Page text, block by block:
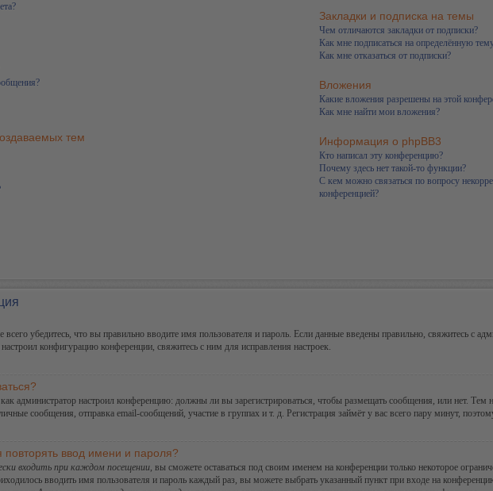
тем
Закладки и подписка на темы
Чем отличаются закладки от подписки?
Как мне подписаться на определённую
Как мне отказаться от подписки?
Вложения
Какие вложения разрешены на этой
Как мне найти мои вложения?
Информация о phpBB3
Кто написал эту конференцию?
Почему здесь нет такой-то функции?
С кем можно связаться по вопросу
конференцией?
убедитесь, что вы правильно вводите имя пользователя и пароль. Если данные введены правильно, свяжитесь с
конфигурацию конференции, свяжитесь с ним для исправления настроек.
администратор настроил конференцию: должны ли вы зарегистрироваться, чтобы размещать сообщения, или нет.
сообщения, отправка email-сообщений, участие в группах и т. д. Регистрация займёт у вас всего пару минут,
ввод имени и пароля?
входить при каждом посещении, вы сможете оставаться под своим именем на конференции только некоторое
вводить имя пользователя и пароль каждый раз, вы можете выбрать указанный пункт при входе на